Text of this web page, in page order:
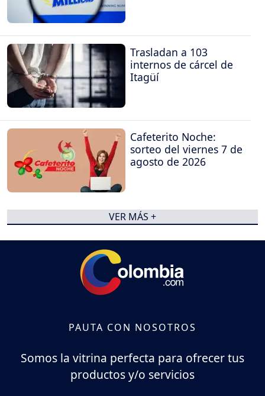
Trasladan a 103
internos de cárcel de
Itagüí
Cafeterito Noche:
sorteo del viernes 7 de
agosto de 2026
VER MÁS +
PAUTA CON NOSOTROS
Somos la vitrina perfecta para ofrecer tus
productos y/o servicios